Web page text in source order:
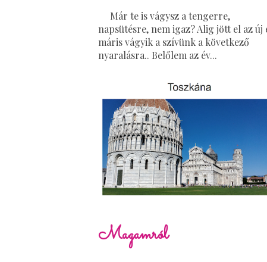
Már te is vágysz a tengerre,
napsütésre, nem igaz? Alig jött el az új
máris vágyik a szívünk a következő
nyaralásra.. Belőlem az év...
Magamról